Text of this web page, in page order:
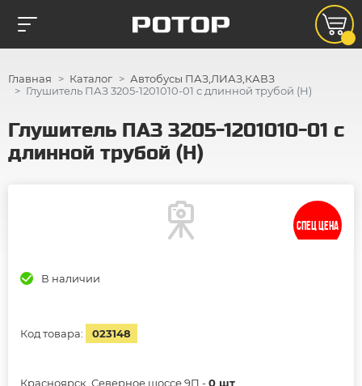
Главная Каталог
Автобусы ПАЗ,ЛИАЗ,КАВЗ
Глушитель ПАЗ 3205-1201010-01 с длинной трубой (Н)
Глушитель ПАЗ 3205-1201010-01 с
длинной трубой (Н)
СПЕЦ ЦЕНА
В наличии
Код товара: 023148
Красноярск, Северное шоссе 9П -0 шт